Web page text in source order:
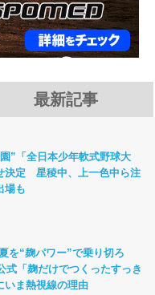
最新記事
”「全日本少年軟式野球大
決定 星稜中、上一色中ら注
場も
を“麹パワー”で乗り切ろ
「麹だけでつくったすっき
いま熱視線の理由